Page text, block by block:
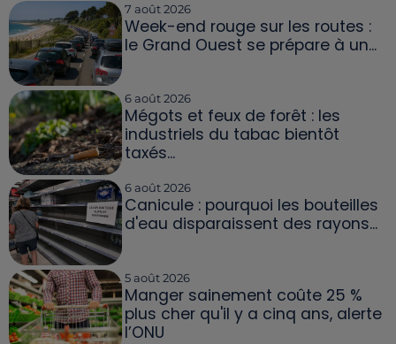
7 août 2026
Week-end rouge sur les routes :
le Grand Ouest se prépare à un...
6 août 2026
Mégots et feux de forêt : les
industriels du tabac bientôt
taxés...
6 août 2026
Canicule : pourquoi les bouteilles
d'eau disparaissent des rayons...
5 août 2026
Manger sainement coûte 25 %
plus cher qu'il y a cinq ans, alerte
l’ONU